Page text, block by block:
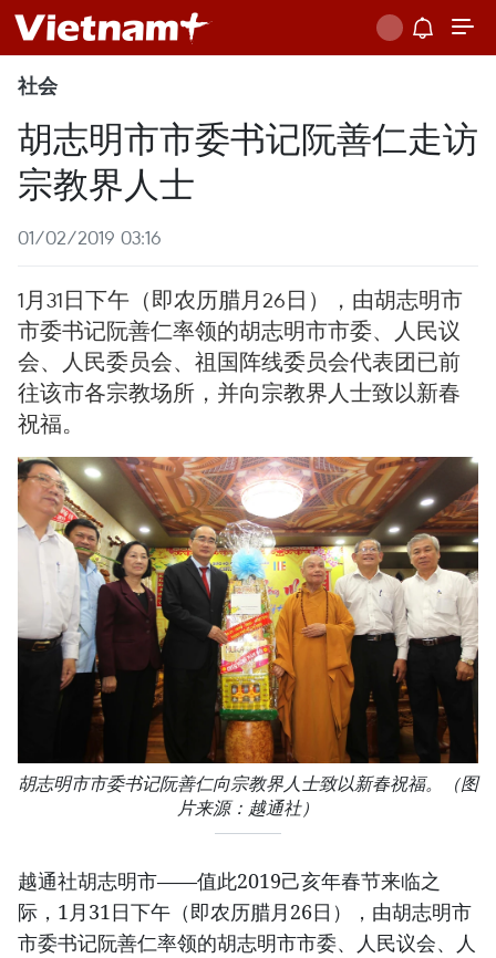
社会
胡志明市市委书记阮善仁走访
宗教界人士
01/02/2019 03:16
1月31日下午（即农历腊月26日），由胡志明市
市委书记阮善仁率领的胡志明市市委、人民议
会、人民委员会、祖国阵线委员会代表团已前
往该市各宗教场所，并向宗教界人士致以新春
祝福。
胡志明市市委书记阮善仁向宗教界人士致以新春祝福。（图
片来源：越通社）
越通社胡志明市——值此2019己亥年春节来临之
际，1月31日下午（即农历腊月26日），由胡志明市
市委书记阮善仁率领的胡志明市市委、人民议会、人